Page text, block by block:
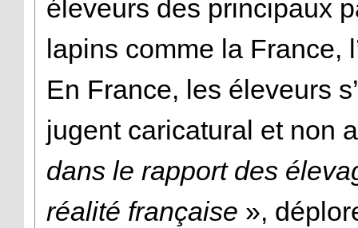
éleveurs des principaux
lapins comme la France,
En France, les éleveurs
jugent caricatural et non
dans le rapport des
réalité française »,